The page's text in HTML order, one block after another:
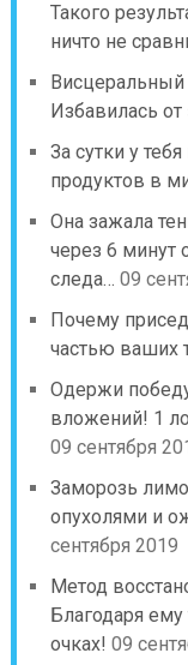
Такого
ничто не
Избавилась от
За сутки у
продуктов в
Она зажала
через 6 минут
следа… 09
Почему
частью ваших
Одержи
вложений! 1
09 сентября
Заморозь
опухолями и
сентября 2019
Метод
Благодаря
очках! 09